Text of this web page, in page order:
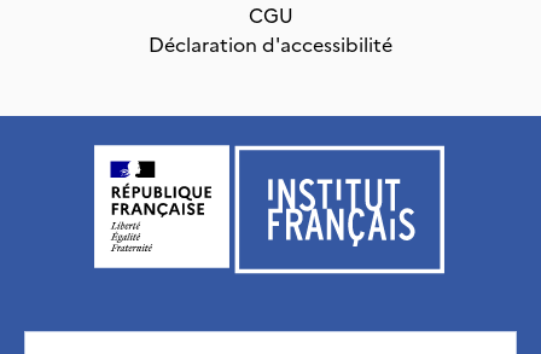
CGU
Déclaration d'accessibilité
Institut français, tous droits réservés 2026